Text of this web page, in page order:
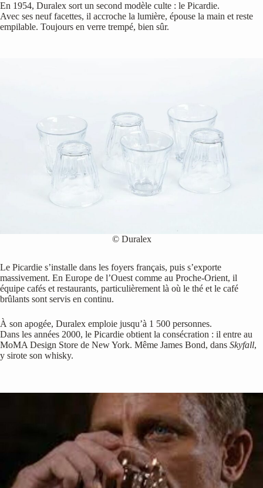
En 1954, Duralex sort un second modèle culte : le Picardie.
Avec ses neuf facettes, il accroche la lumière, épouse la main et reste
empilable. Toujours en verre trempé, bien sûr.
© Duralex
Le Picardie s’installe dans les foyers français, puis s’exporte
massivement. En Europe de l’Ouest comme au Proche-Orient, il
équipe cafés et restaurants, particulièrement là où le thé et le café
brûlants sont servis en continu.
À son apogée, Duralex emploie jusqu’à 1 500 personnes.
Dans les années 2000, le Picardie obtient la consécration : il entre au
MoMA Design Store de New York. Même James Bond, dans Skyfall,
y sirote son whisky.